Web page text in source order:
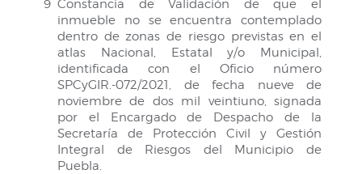
9 Constancia de Validación de que el
inmueble no se encuentra contemplado
dentro de zonas de riesgo previstas en el
atlas Nacional, Estatal y/o Municipal,
identificada con el Oficio número
SPCyGIR.-072/2021, de fecha nueve de
noviembre de dos mil veintiuno, signada
por el Encargado de Despacho de la
Secretaría de Protección Civil y Gestión
Integral de Riesgos del Municipio de
Puebla.